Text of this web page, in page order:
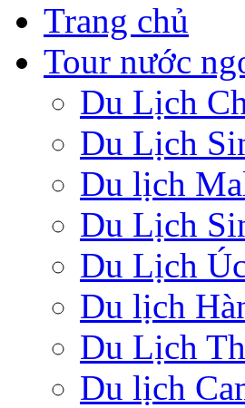
Trang chủ
Tour nước
Du Lịch
Du Lịch
Du lịch
Du Lịch
Du Lịch
Du lịch
Du Lịch
Du lịch